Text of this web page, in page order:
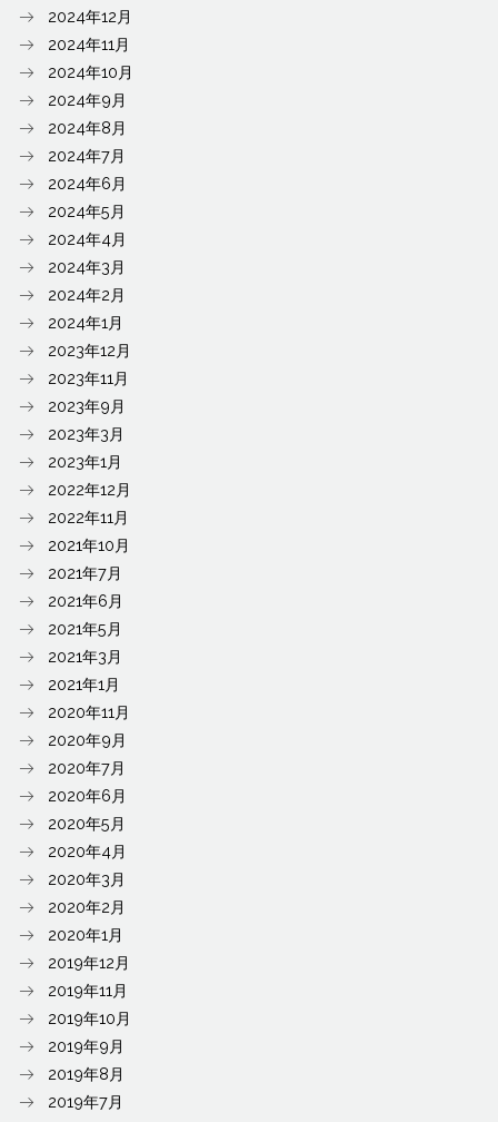
2024年12月
2024年11月
2024年10月
2024年9月
2024年8月
2024年7月
2024年6月
2024年5月
2024年4月
2024年3月
2024年2月
2024年1月
2023年12月
2023年11月
2023年9月
2023年3月
2023年1月
2022年12月
2022年11月
2021年10月
2021年7月
2021年6月
2021年5月
2021年3月
2021年1月
2020年11月
2020年9月
2020年7月
2020年6月
2020年5月
2020年4月
2020年3月
2020年2月
2020年1月
2019年12月
2019年11月
2019年10月
2019年9月
2019年8月
2019年7月